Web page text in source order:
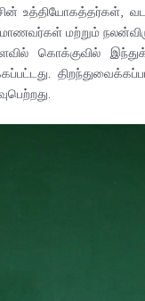
உத்தியோகத்தர்கள்,
மற்றும்
கொக்குவில்